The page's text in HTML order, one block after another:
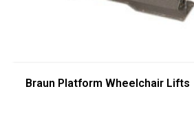
Braun Platform Wheelchair Lifts